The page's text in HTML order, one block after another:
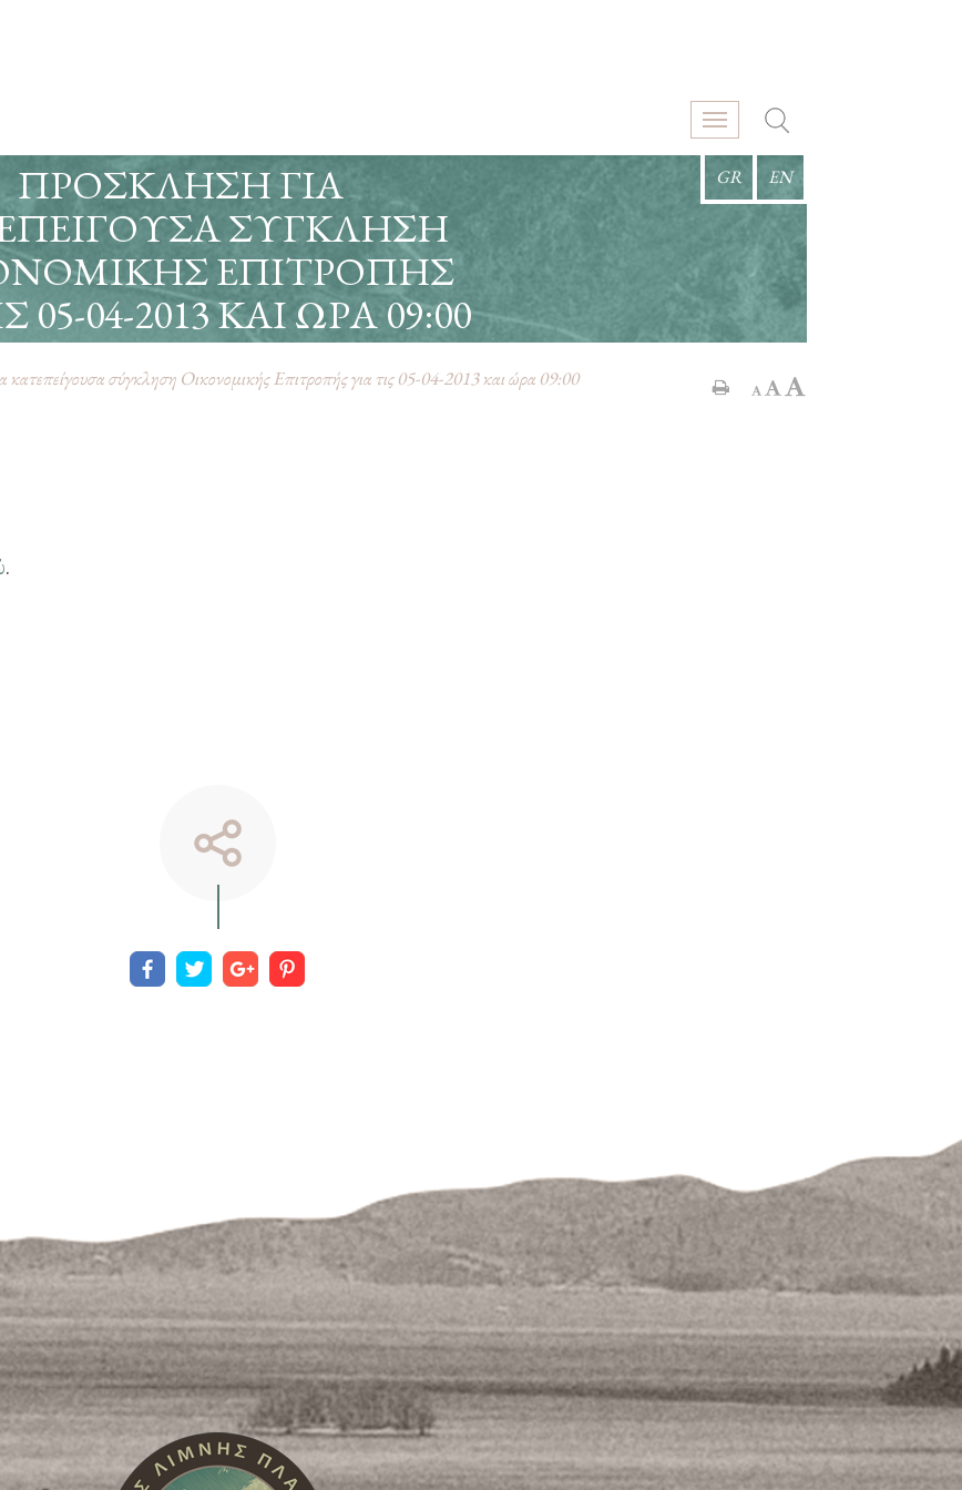
GR EN
ΠΡΌΣΚΛΗΣΗ ΓΙΑ
ΣΎΓΚΛΗΣΗ
ΕΠΙΤΡΟΠΉΣ
05-04-2013 ΚΑΙ ΏΡΑ 09:00
σύγκληση Οικονομικής Επιτροπής για τις 05-04-2013 και ώρα 09:00
.